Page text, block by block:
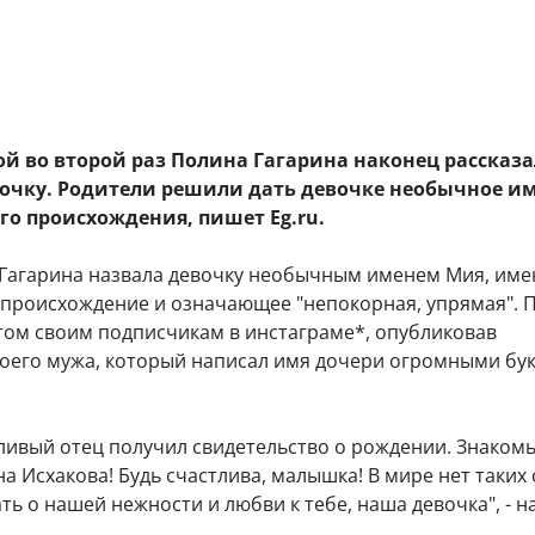
во второй раз Полина Гагарина наконец
Родители решили дать девочке необычное
происхождения, пишет Eg.ru.
Гагарина назвала девочку необычным именем Мия,
происхождение и означающее "непокорная, упрямая".
своим подписчикам в инстаграме*, опубликовав
мужа, который написал имя дочери огромными
отец получил свидетельство о рождении.
Исхакова! Будь счастлива, малышка! В мире нет таких
о нашей нежности и любви к тебе, наша девочка", -